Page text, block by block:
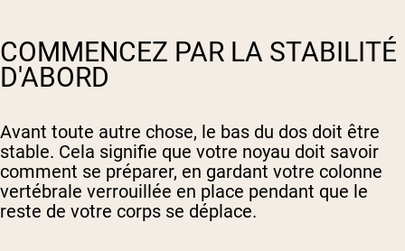
COMMENCEZ PAR LA STABILITÉ
D'ABORD
Avant toute autre chose, le bas du dos doit être
stable. Cela signifie que votre noyau doit savoir
comment se préparer, en gardant votre colonne
vertébrale verrouillée en place pendant que le
reste de votre corps se déplace.